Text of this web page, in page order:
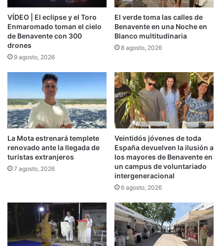
VÍDEO | El eclipse y el Toro
Enmaromado toman el cielo
de Benavente con 300
drones
9 agosto, 2026
El verde toma las calles de
Benavente en una Noche en
Blanco multitudinaria
8 agosto, 2026
La Mota estrenará templete
renovado ante la llegada de
turistas extranjeros
7 agosto, 2026
Veintidós jóvenes de toda
España devuelven la ilusión a
los mayores de Benavente en
un campus de voluntariado
intergeneracional
6 agosto, 2026